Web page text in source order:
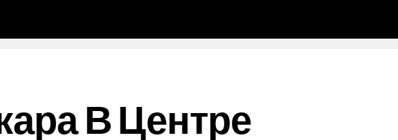
В Центре